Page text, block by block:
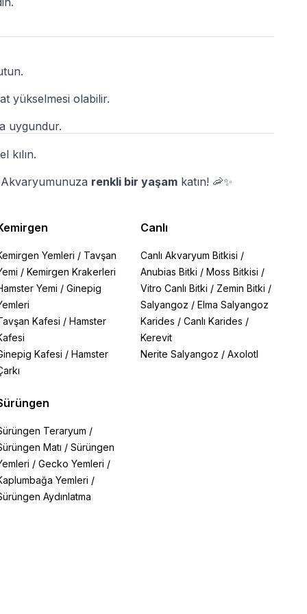
yükselmesi olabilir.
uygundur.
kılın.
renkli bir yaşam katın! 🦐✨
Yemleri / Tavşan
/ Kemirgen Krakerleri
Yemi / Ginepig
Kafesi / Hamster
Kafesi / Hamster
Teraryum /
Matı / Sürüngen
/ Gecko Yemleri /
Yemleri /
Aydınlatma
Canlı
Canlı Akvaryum Bitkisi /
Anubias Bitki /Moss Bitkisi /
Vitro Canlı Bitki / Zemin Bitki /
Salyangoz /Elma Salyangoz
Karides /Canlı Karides /
Kerevit
Nerite Salyangoz /Axolotl